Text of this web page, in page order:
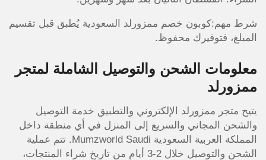
شرط مهم:كوبون خصم ممزورلد السعودية يُطبق قبل تقسيم
المبلغ، فتوفيرك محفوظ.
معلومات الشحن والتوصيل الشاملة لمتجر
ممزورلد
يتيح متجر ممزورلد الإلكتروني والتطبيق خدمة التوصيل
والشحن المجاني والسريع إلى المنزل في أي منطقة داخل
المملكة العربية السعودية Mumzworld Saudi. تتم عملية
الشحن والتوصيل خلال 2-3 أيام من تاريخ شراء المنتجات،